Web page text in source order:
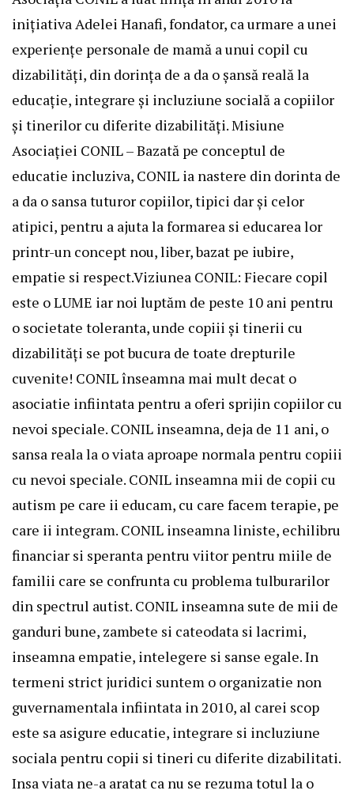
inițiativa Adelei Hanafi, fondator, ca urmare a unei
experiențe personale de mamă a unui copil cu
dizabilități, din dorința de a da o șansă reală la
educație, integrare și incluziune socială a copiilor
și tinerilor cu diferite dizabilități. Misiune
Asociației CONIL – Bazată pe conceptul de
educatie incluziva, CONIL ia nastere din dorinta de
a da o sansa tuturor copiilor, tipici dar și celor
atipici, pentru a ajuta la formarea si educarea lor
printr-un concept nou, liber, bazat pe iubire,
empatie si respect.Viziunea CONIL: Fiecare copil
este o LUME iar noi luptăm de peste 10 ani pentru
o societate toleranta, unde copiii și tinerii cu
dizabilități se pot bucura de toate drepturile
cuvenite! CONIL înseamna mai mult decat o
asociatie infiintata pentru a oferi sprijin copiilor cu
nevoi speciale. CONIL inseamna, deja de 11 ani, o
sansa reala la o viata aproape normala pentru copiii
cu nevoi speciale. CONIL inseamna mii de copii cu
autism pe care ii educam, cu care facem terapie, pe
care ii integram. CONIL inseamna liniste, echilibru
financiar si speranta pentru viitor pentru miile de
familii care se confrunta cu problema tulburarilor
din spectrul autist. CONIL inseamna sute de mii de
ganduri bune, zambete si cateodata si lacrimi,
inseamna empatie, intelegere si sanse egale. In
termeni strict juridici suntem o organizatie non
guvernamentala infiintata in 2010, al carei scop
este sa asigure educatie, integrare si incluziune
sociala pentru copii si tineri cu diferite dizabilitati.
Insa viata ne-a aratat ca nu se rezuma totul la o